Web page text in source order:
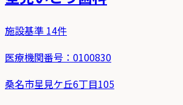
施設基準 14件
医療機関番号： 0100830
桑名市星見ケ丘6丁目105